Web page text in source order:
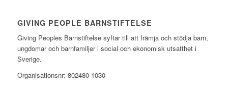
GIVING PEOPLE BARNSTIFTELSE
Giving Peoples Barnstiftelse syftar till att främja och stödja barn,
ungdomar och barnfamiljer i social och ekonomisk utsatthet i
Sverige.
Organisationsnr: 802480-1030